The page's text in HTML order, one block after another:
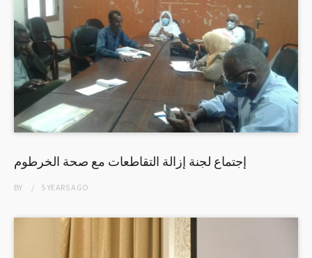
إجتماع لجنة إزالة التقاطعات مع صحة الخرطوم
BY 5 YEARSAGO